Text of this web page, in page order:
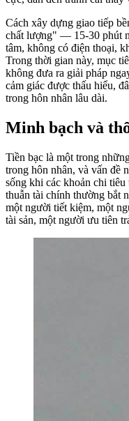
Cách xây dựng giao tiếp
chất lượng" — 15-30 phút
tâm, không có điện thoại,
Trong thời gian này, mục
không đưa ra giải pháp
cảm giác được thấu hiểu,
trong hôn nhân lâu dài.
Minh bạch và
Tiền bạc là một trong
trong hôn nhân, và vấn đề
sống khi các khoản chi
thuẫn tài chính thường bắt
một người tiết kiệm, một
tài sản, một người ưu tiên